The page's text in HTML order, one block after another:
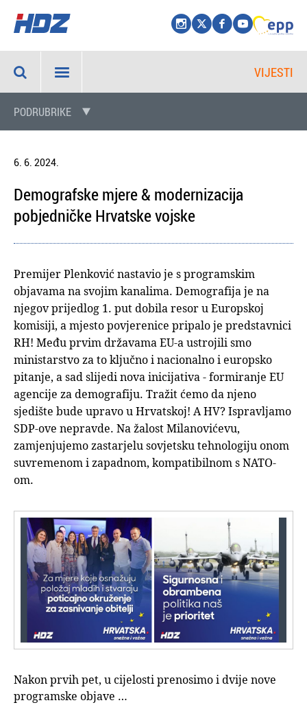
VIJESTI
PODRUBRIKE
6. 6. 2024.
Demografske mjere & modernizacija
pobjedničke Hrvatske vojske
Premijer Plenković nastavio je s programskim
objavama na svojim kanalima. Demografija je na
njegov prijedlog 1. put dobila resor u Europskoj
komisiji, a mjesto povjerenice pripalo je predstavnici
RH! Među prvim državama EU-a ustrojili smo
ministarstvo za to ključno i nacionalno i europsko
pitanje, a sad slijedi nova inicijativa - formiranje EU
agencije za demografiju. Tražit ćemo da njeno
sjedište bude upravo u Hrvatskoj! A HV? Ispravljamo
SDP-ove nepravde. Na žalost Milanovićevu,
zamjenjujemo zastarjelu sovjetsku tehnologiju onom
suvremenom i zapadnom, kompatibilnom s NATO-
om.
Nakon prvih pet, u cijelosti prenosimo i dvije nove
programske objave …